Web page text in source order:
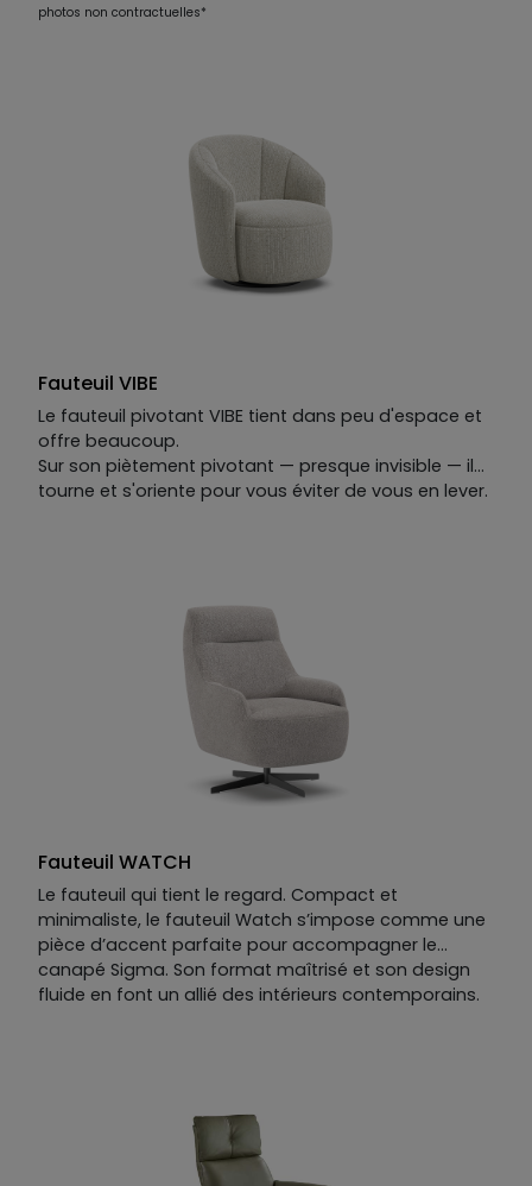
photos non contractuelles*
Fauteuil VIBE
Le fauteuil pivotant VIBE tient dans peu d'espace et
offre beaucoup.
Sur son piètement pivotant — presque invisible — il
tourne et s'oriente pour vous éviter de vous en lever.
s'empêcher d'y revenir.
Fauteuil WATCH
Le fauteuil qui tient le regard. Compact et
minimaliste, le fauteuil Watch s’impose comme une
pièce d’accent parfaite pour accompagner le
canapé Sigma. Son format maîtrisé et son design
fluide en font un allié des intérieurs contemporains.
allure graphique. Le revêtement, en tissu lisse et mat,
souligne la pureté du dessin. Un fauteuil pivotant
design au style minimaliste et au confort précis,